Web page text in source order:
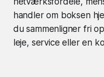
handler om boksen
du sammenligner fri
leje, service eller en